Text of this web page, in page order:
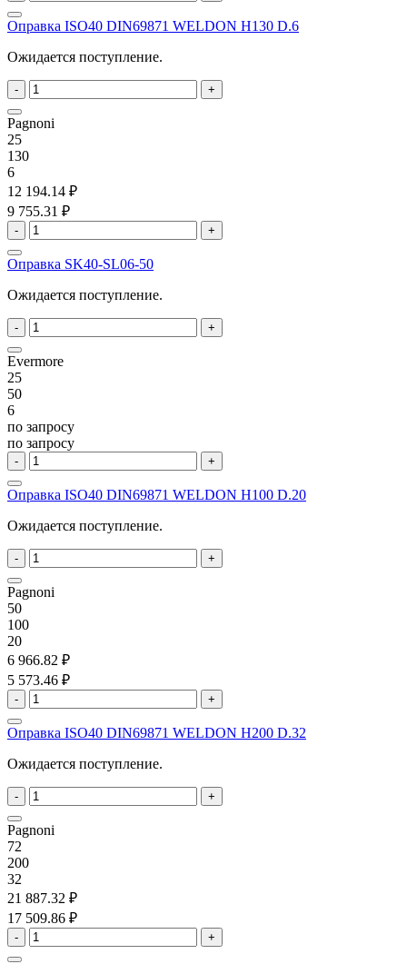
Оправка ISO40 DIN69871 WELDON H130 D.6
Ожидается поступление.
- +
Pagnoni
25
130
6
12 194.14 ₽
9 755.31 ₽
- +
Оправка SK40-SL06-50
Ожидается поступление.
- +
Evermore
25
50
6
по запросу
по запросу
- +
Оправка ISO40 DIN69871 WELDON H100 D.20
Ожидается поступление.
- +
Pagnoni
50
100
20
6 966.82 ₽
5 573.46 ₽
- +
Оправка ISO40 DIN69871 WELDON H200 D.32
Ожидается поступление.
- +
Pagnoni
72
200
32
21 887.32 ₽
17 509.86 ₽
- +